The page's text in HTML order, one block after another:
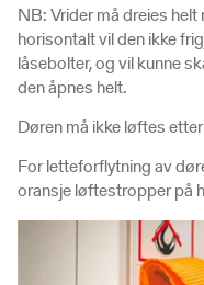
NB: Vrider må dreies
horisontalt vil den ikke
låsebolter, og vil kunne
den åpnes helt.
Døren må ikke løftes
For letteforflytning av
oransje løftestropper på